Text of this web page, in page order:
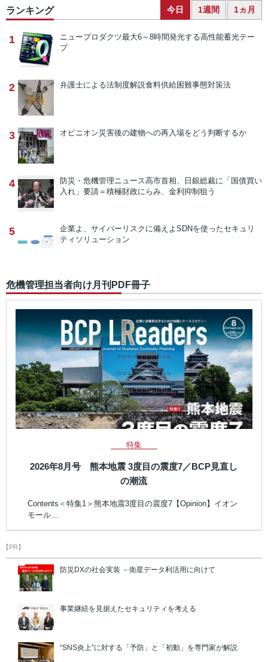
ランキング 今日 1週間 1ヵ月
1 ニュープロダクツ最大6～8時間発光する高性能蓄光テー
プ
2 弁護士による法制度解説食料供給困難事態対策法
3 オピニオン災害後の建物への再入場をどう判断するか
4 防災・危機管理ニュース高市首相、日銀総裁に「国債買い
入れ」要請＝積極財政にらみ、金利抑制狙う
5 企業よ、サイバーリスクに備えよ SDNを使ったセキュリ
ティソリューション
危機管理担当者向け月刊PDF冊子
特集
2026年8月号 熊本地震 3度目の震度7／BCP見直し
の潮流
Contents＜特集1＞熊本地震3度目の震度7【Opinion】イオン
モール…
【PR】
防災DXの社会実装 －衛星データ利活用に向けて
事業継続を見据えたセキュリティを考える
“SNS炎上”に対する「予防」と「初動」を専門家が解説